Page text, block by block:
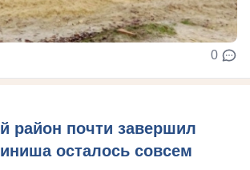
0
район почти завершил
осталось совсем